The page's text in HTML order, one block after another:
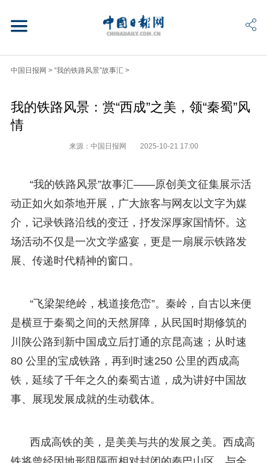
中国日报网 > “我的铁路风景”故事汇 >
我的铁路风景：赏“西成”之美，领“秦蜀”风
情
来源：中国日报网 2025-10-21 17:00
“我的铁路风景”故事汇——原创美文征集展示活
动正如火如荼地开展，广大旅客与网友以文字为媒
介，记录铁路沿线的变迁，抒发深厚家国情怀。这
场活动不仅是一次文学盛宴，更是一扇展示铁路发
展、传递时代精神的窗口。
“飞梁架绝岭，栈道接危峦”。秦岭，自古以来便
是横亘于秦蜀之间的天然屏障，从民国时期修筑的
川陕公路到新中国成立后打通的京昆高速；从时速
80 公里的宝成铁路，再到时速250 公里的西成高
铁，延续了千年之久的秦蜀古道，成为讲好中国故
事、展现发展成就的生动载体。
西成高铁的美，是美美与共的发展之美。西成高